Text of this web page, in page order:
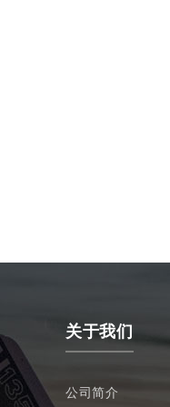
关于我们
公司简介